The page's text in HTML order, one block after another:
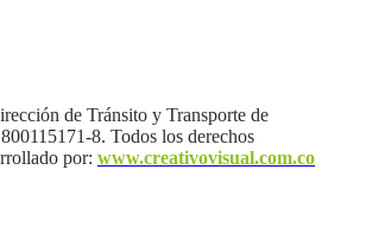
de Tránsito y Transporte de
8. Todos los derechos
por: www.creativovisual.com.co